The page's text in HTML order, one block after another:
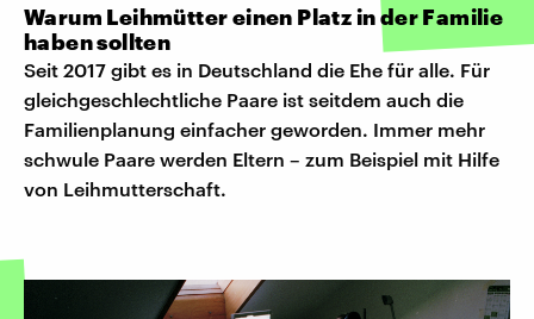
Warum Leihmütter einen Platz in der Familie
haben sollten
Seit 2017 gibt es in Deutschland die Ehe für alle. Für
gleichgeschlechtliche Paare ist seitdem auch die
Familienplanung einfacher geworden. Immer mehr
schwule Paare werden Eltern – zum Beispiel mit Hilfe
von Leihmutterschaft.